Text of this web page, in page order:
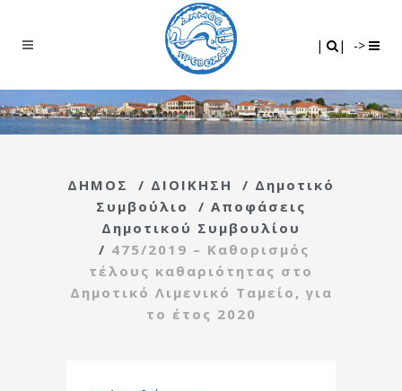
| | ->
ΔΗΜΟΣ / ΔΙΟΙΚΗΣΗ / Δημοτικό
Συμβούλιο
/ Αποφάσεις
Δημοτικού Συμβουλίου
/ 475/2019 – Καθορισμός
τέλους καθαριότητας στο
Δημοτικό Λιμενικό Ταμείο, για
το έτος 2020